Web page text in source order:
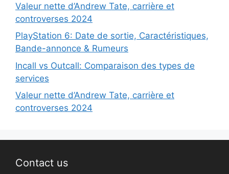
Valeur nette d’Andrew Tate, carrière et
controverses 2024
PlayStation 6: Date de sortie, Caractéristiques,
Bande-annonce & Rumeurs
Incall vs Outcall: Comparaison des types de
services
Valeur nette d’Andrew Tate, carrière et
controverses 2024
Contact us